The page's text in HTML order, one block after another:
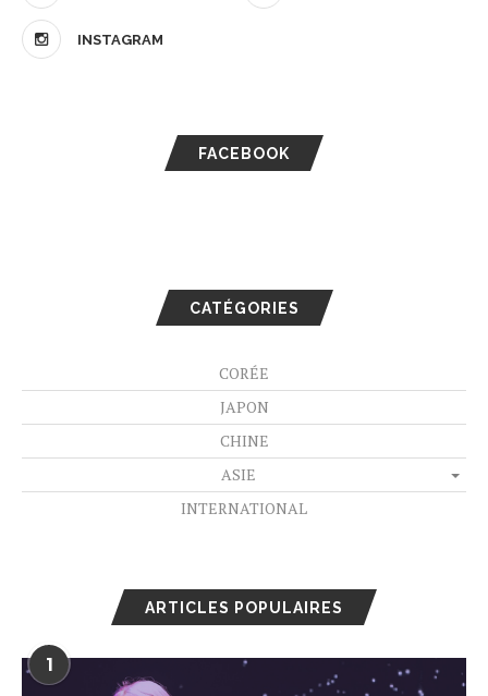
INSTAGRAM
FACEBOOK
CATÉGORIES
CORÉE
JAPON
CHINE
ASIE
INTERNATIONAL
ARTICLES POPULAIRES
1